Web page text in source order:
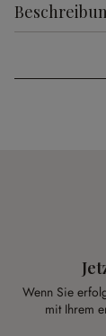
Wenn Sie
mit Ihrem